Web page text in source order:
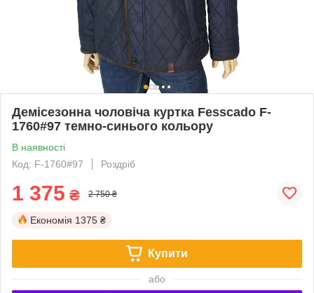
Демісезонна чоловіча куртка Fesscado F-
1760#97 темно-синього кольору
В наявності
Код: F-1760#97
Роздріб
1 375 ₴ 2 750 ₴
Економія 1375 ₴
Купити
або